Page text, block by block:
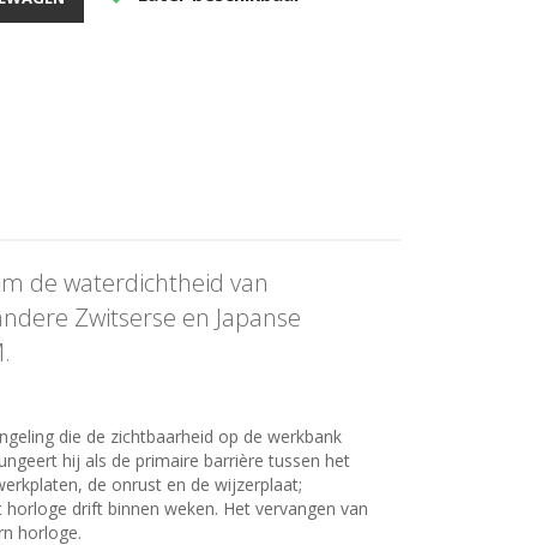
de waterdichtheid van
Zwitserse en Japanse
die de zichtbaarheid op de werkbank
hij als de primaire barrière tussen het
de onrust en de wijzerplaat;
drift binnen weken. Het vervangen van
horloge.